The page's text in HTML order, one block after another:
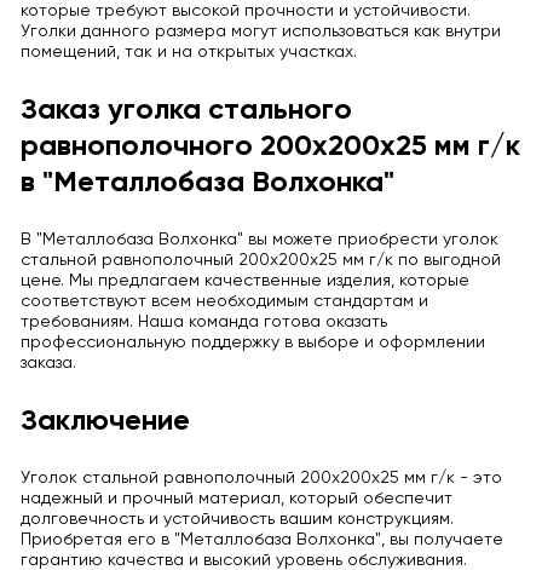
которые требуют высокой прочности и устойчивости.
Уголки данного размера могут использоваться как внутри
помещений, так и на открытых участках.
Заказ уголка стального
равнополочного 200x200x25 мм г/к
в "Металлобаза Волхонка"
В "Металлобаза Волхонка" вы можете приобрести уголок
стальной равнополочный 200x200x25 мм г/к по выгодной
цене. Мы предлагаем качественные изделия, которые
соответствуют всем необходимым стандартам и
требованиям. Наша команда готова оказать
профессиональную поддержку в выборе и оформлении
заказа.
Заключение
Уголок стальной равнополочный 200x200x25 мм г/к - это
надежный и прочный материал, который обеспечит
долговечность и устойчивость вашим конструкциям.
Приобретая его в "Металлобаза Волхонка", вы получаете
гарантию качества и высокий уровень обслуживания.